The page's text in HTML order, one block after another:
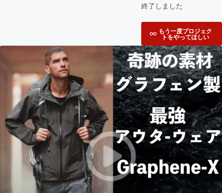
終了しました
もう一度プロジェク
トをやってほしい